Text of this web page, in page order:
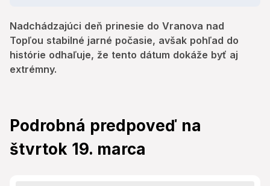
Nadchádzajúci deň prinesie do Vranova nad
Topľou stabilné jarné počasie, avšak pohľad do
histórie odhaľuje, že tento dátum dokáže byť aj
extrémny.
Podrobná predpoveď na
štvrtok 19. marca